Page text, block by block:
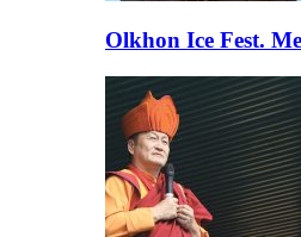
Olkhon Ice Fest.